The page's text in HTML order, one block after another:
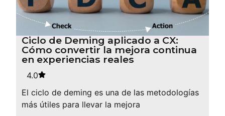
Ciclo de Deming aplicado a CX:
Cómo convertir la mejora continua
en experiencias reales
4.0
El ciclo de deming es una de las metodologías
más útiles para llevar la mejora